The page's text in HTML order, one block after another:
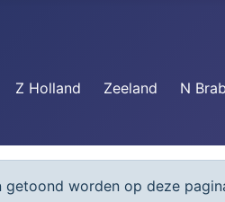
Z Holland Zeeland N
worden op deze